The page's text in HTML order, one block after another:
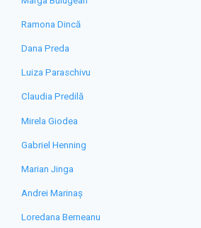
Ramona Dincă
Dana Preda
Luiza Paraschivu
Claudia Predilă
Mirela Giodea
Gabriel Henning
Marian Jinga
Andrei Marinaș
Loredana Berneanu